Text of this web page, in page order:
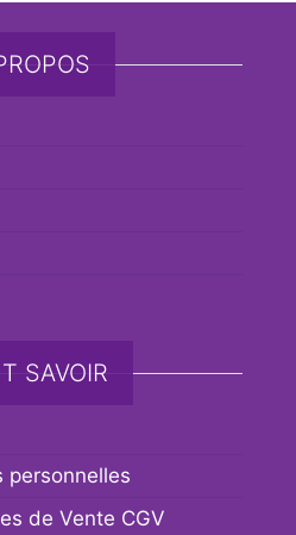
SAVOIR
personnelles
de Vente CGV